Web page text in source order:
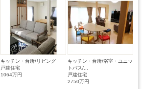
キッチン・台所/リビング
戸建住宅
1064万円
キッチン・台所/浴室・ユニッ
トバス/...
戸建住宅
2750万円